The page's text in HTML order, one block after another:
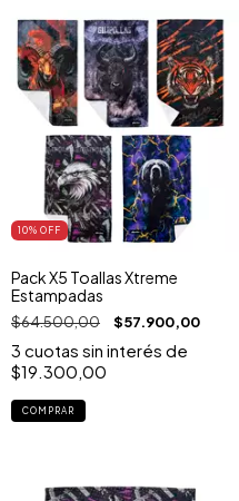
10% OFF
Pack X5 Toallas Xtreme
Estampadas
$64.500,00 $57.900,00
3 cuotas sin interés de
$19.300,00